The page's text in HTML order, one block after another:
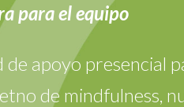
para el equipo
de apoyo presencial
de mindfulness,